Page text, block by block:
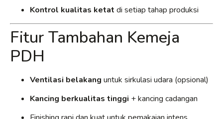
Kontrol kualitas ketat di setiap tahap produksi
Fitur Tambahan Kemeja
PDH
Ventilasi belakang untuk sirkulasi udara (opsional)
Kancing berkualitas tinggi + kancing cadangan